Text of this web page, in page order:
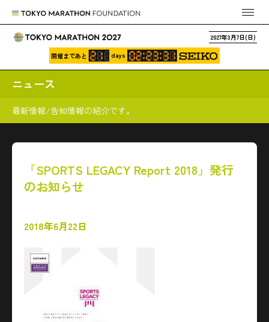
2027年3月7日(日)
開催まであと days
ニュース
最新情報/告知情報の紹介です。
「SPORTS LEGACY Report 2018」発行
のお知らせ
2018年6月22日